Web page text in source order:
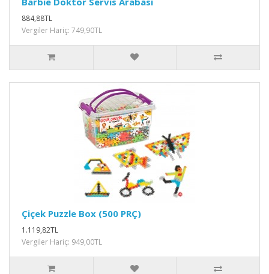
884,88TL
Vergiler Hariç: 749,90TL
Çiçek Puzzle Box (500 PRÇ)
1.119,82TL
Vergiler Hariç: 949,00TL